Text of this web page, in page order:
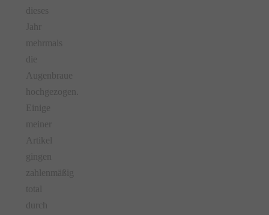
dieses
Jahr
mehrmals
die
Augenbraue
hochgezogen.
Einige
meiner
Artikel
gingen
zahlenmäßig
total
durch